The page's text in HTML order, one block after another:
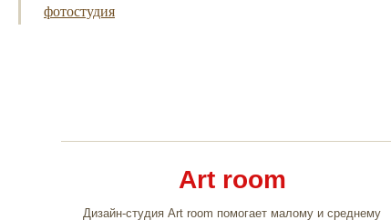
фотостудия
Art room
Дизайн-студия Art room помогает малому и среднему